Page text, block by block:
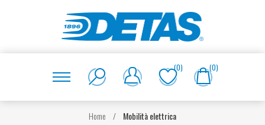
(0) (0)
Home / Mobilità elettrica